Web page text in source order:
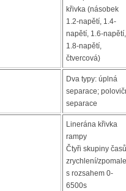
křivka (násobek
1.2-napětí, 1.4-
napětí, 1.6-napětí,
1.8-napětí,
čtvercová)
Dva typy: úplná
separace;
separace
Linerána křivka
rampy
Čtyři skupiny časů
zrychlení/
s rozsahem 0-
6500s